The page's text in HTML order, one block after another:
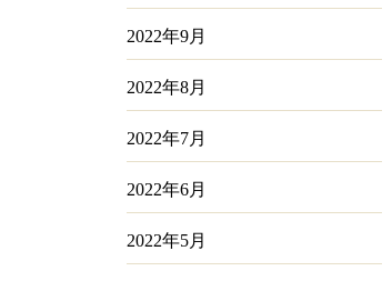
2022年9月
2022年8月
2022年7月
2022年6月
2022年5月